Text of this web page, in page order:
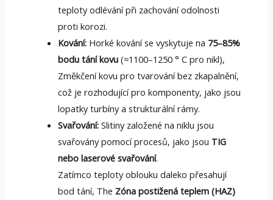
teploty odlévání při zachování odolnosti
proti korozi.
Kování: Horké kování se vyskytuje na 75–85%
bodu tání kovu (≈1100–1250 ° C pro nikl),
Změkčení kovu pro tvarování bez zkapalnění,
což je rozhodující pro komponenty, jako jsou
lopatky turbíny a strukturální rámy.
Svařování: Slitiny založené na niklu jsou
svařovány pomocí procesů, jako jsou TIG
nebo laserové svařování.
Zatímco teploty oblouku daleko přesahují
bod tání, The Zóna postižená teplem (HAZ)